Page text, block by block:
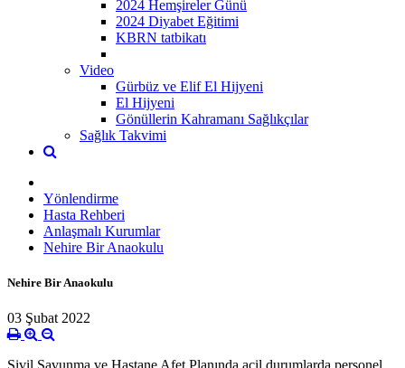
2024 Hemşireler Günü
2024 Diyabet Eğitimi
KBRN tatbikatı
Video
Gürbüz ve Elif El Hijyeni
El Hijyeni
Gönüllerin Kahramanı Sağlıkçılar
Sağlık Takvimi
Yönlendirme
Hasta Rehberi
Anlaşmalı Kurumlar
Nehire Bir Anaokulu
Nehire Bir Anaokulu
03 Şubat 2022